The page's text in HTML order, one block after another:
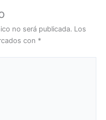
no será publicada. Los
con *